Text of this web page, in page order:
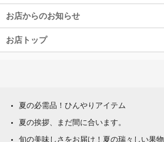
お店からのお知らせ
お店トップ
夏の必需品！ひんやりアイテム
夏の挨拶、まだ間に合います。
旬の美味しさをお届け！夏の瑞々しい果物